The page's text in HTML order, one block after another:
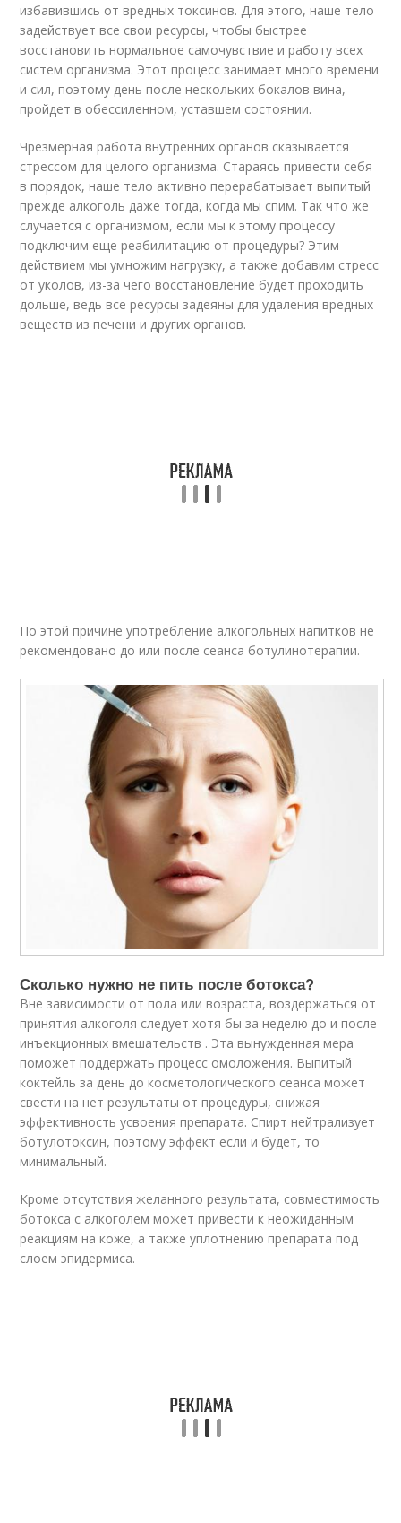
избавившись от вредных токсинов. Для этого, наше тело
задействует все свои ресурсы, чтобы быстрее
восстановить нормальное самочувствие и работу всех
систем организма. Этот процесс занимает много времени
и сил, поэтому день после нескольких бокалов вина,
пройдет в обессиленном, уставшем состоянии.
Чрезмерная работа внутренних органов сказывается
стрессом для целого организма. Стараясь привести себя
в порядок, наше тело активно перерабатывает выпитый
прежде алкоголь даже тогда, когда мы спим. Так что же
случается с организмом, если мы к этому процессу
подключим еще реабилитацию от процедуры? Этим
действием мы умножим нагрузку, а также добавим стресс
от уколов, из-за чего восстановление будет проходить
дольше, ведь все ресурсы задеяны для удаления вредных
веществ из печени и других органов.
По этой причине употребление алкогольных напитков не
рекомендовано до или после сеанса ботулинотерапии.
Сколько нужно не пить после ботокса?
Вне зависимости от пола или возраста, воздержаться от
принятия алкоголя следует хотя бы за неделю до и после
инъекционных вмешательств . Эта вынужденная мера
поможет поддержать процесс омоложения. Выпитый
коктейль за день до косметологического сеанса может
свести на нет результаты от процедуры, снижая
эффективность усвоения препарата. Спирт нейтрализует
ботулотоксин, поэтому эффект если и будет, то
минимальный.
Кроме отсутствия желанного результата, совместимость
ботокса с алкоголем может привести к неожиданным
реакциям на коже, а также уплотнению препарата под
слоем эпидермиса.